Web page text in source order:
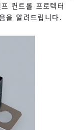
컨트롤 프로텍터
을 알려드립니다.